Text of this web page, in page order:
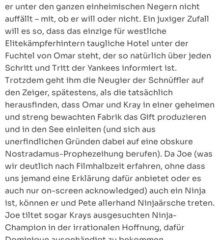
er unter den ganzen einheimischen Negern nicht
auffällt – mit, ob er will oder nicht. Ein juxiger Zufall
will es so, dass das einzige für westliche
Elitekämpferhintern taugliche Hotel unter der
Fuchtel von Omar steht, der so natürlich über jeden
Schritt und Tritt der Yankees informiert ist.
Trotzdem geht ihm die Neugier der Schnüffler auf
den Zeiger, spätestens, als die tatsächlich
herausfinden, dass Omar und Kray in einer geheimen
und streng bewachten Fabrik das Gift produzieren
und in den See einleiten (und sich aus
unerfindlichen Gründen dabei auf eine obskure
Nostradamus-Prophezeihung berufen). Da Joe (was
wir deutlich nach Filmhalbzeit erfahren, ohne dass
uns jemand eine Erklärung dafür anbietet oder es
auch nur on-screen acknowledged) auch ein Ninja
ist, können er und Pete allerhand Ninjaärsche treten.
Joe tiltet sogar Krays ausgesuchten Ninja-
Champion in der irrationalen Hoffnung, dafür